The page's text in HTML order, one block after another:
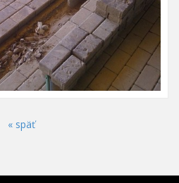
« späť